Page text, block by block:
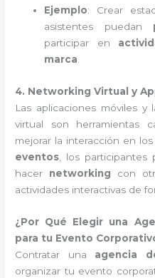
Ejemplo: Crear
asistentes puedan
participar en
marca.
4. Networking Virtual y
Las aplicaciones móviles y
virtual son herramientas
mejorar la interacción en
eventos, los participantes
hacer networking con
actividades interactivas de
¿Por Qué Elegir una
para tu Evento
Contratar una agencia
organizar tu evento